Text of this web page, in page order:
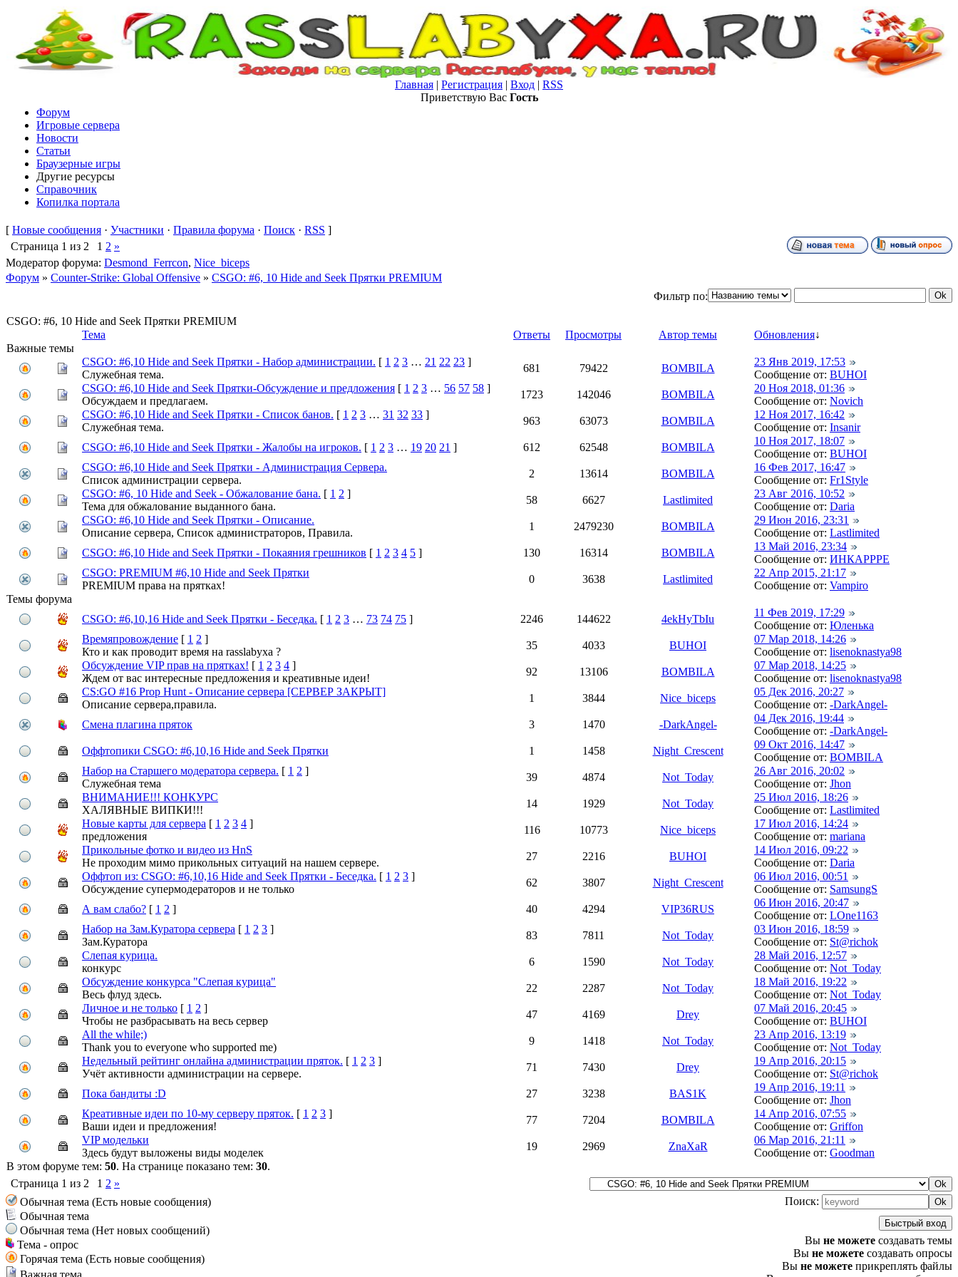
Главная | Регистрация | Вход | RSS
Приветствую Вас Гость
Форум
Игровые сервера
Новости
Статьи
Браузерные игры
Другие ресурсы
Справочник
Копилка портала
[ Новые сообщения · Участники · Правила форума · Поиск · RSS ]
Страница 1 из 2 1 2 »
Модератор форума: Desmond_Ferrcon, Nice_biceps
Форум » Counter-Strike: Global Offensive » CSGO: #6, 10 Hide and Seek Прятки PREMIUM
Фильтр по:
CSGO: #6, 10 Hide and Seek Прятки PREMIUM
Тема
Ответы Просмотры Автор темы Обновления↓
Важные темы
CSGO: #6,10 Hide and Seek Прятки - Набор администрации. [ 1 2 3 … 21 22 23 ]
Служебная тема.
681 79422 BOMBILA
23 Янв 2019, 17:53
Сообщение от: BUHOI
CSGO: #6,10 Hide and Seek Прятки-Обсуждение и предложения [ 1 2 3 … 56 57 58 ]
Обсуждаем и предлагаем.
1723 142046 BOMBILA
20 Ноя 2018, 01:36
Сообщение от: Novich
CSGO: #6,10 Hide and Seek Прятки - Список банов. [ 1 2 3 … 31 32 33 ]
Служебная тема.
963 63073 BOMBILA
12 Ноя 2017, 16:42
Сообщение от: Insanir
CSGO: #6,10 Hide and Seek Прятки - Жалобы на игроков. [ 1 2 3 … 19 20 21 ] 612 62548 BOMBILA
10 Ноя 2017, 18:07
Сообщение от: BUHOI
CSGO: #6,10 Hide and Seek Прятки - Администрация Сервера.
Список администрации сервера.
2 13614 BOMBILA
16 Фев 2017, 16:47
Сообщение от: Fr1Style
CSGO: #6, 10 Hide and Seek - Обжалование бана. [ 1 2 ]
Тема для обжалование выданного бана.
58 6627 Lastlimited
23 Авг 2016, 10:52
Сообщение от: Daria
CSGO: #6,10 Hide and Seek Прятки - Описание.
Описание сервера, Список администраторов, Правила.
1 2479230 BOMBILA
29 Июн 2016, 23:31
Сообщение от: Lastlimited
CSGO: #6,10 Hide and Seek Прятки - Покаяния грешников [ 1 2 3 4 5 ] 130 16314 BOMBILA
13 Май 2016, 23:34
Сообщение от: ИНКАРРРЕ
CSGO: PREMIUM #6,10 Hide and Seek Прятки
PREMIUM права на прятках!
0 3638 Lastlimited
22 Апр 2015, 21:17
Сообщение от: Vampiro
Темы форума
CSGO: #6,10,16 Hide and Seek Прятки - Беседка. [ 1 2 3 … 73 74 75 ] 2246 144622 4ekHyTbIu
11 Фев 2019, 17:29
Сообщение от: Юленька
Времяпровождение [ 1 2 ]
Кто и как проводит время на rasslabyxa ?
35 4033 BUHOI
07 Мар 2018, 14:26
Сообщение от: lisenoknastya98
Обсуждение VIP прав на прятках! [ 1 2 3 4 ]
Ждем от вас интересные предложения и креативные идеи!
92 13106 BOMBILA
07 Мар 2018, 14:25
Сообщение от: lisenoknastya98
CS:GO #16 Prop Hunt - Описание сервера [СЕРВЕР ЗАКРЫТ]
Описание сервера,правила.
1 3844 Nice_biceps
05 Дек 2016, 20:27
Сообщение от: -DarkAngel-
Смена плагина пряток
3 1470 -DarkAngel-
04 Дек 2016, 19:44
Сообщение от: -DarkAngel-
Оффтопики CSGO: #6,10,16 Hide and Seek Прятки
1 1458 Night_Crescent
09 Окт 2016, 14:47
Сообщение от: BOMBILA
Набор на Старшего модератора сервера. [ 1 2 ]
Служебная тема
39 4874 Not_Today
26 Авг 2016, 20:02
Сообщение от: Jhon
ВНИМАНИЕ!!! КОНКУРС
ХАЛЯВНЫЕ ВИПКИ!!!
14 1929 Not_Today
25 Июл 2016, 18:26
Сообщение от: Lastlimited
Новые карты для сервера [ 1 2 3 4 ]
предложения
116 10773 Nice_biceps
17 Июл 2016, 14:24
Сообщение от: mariana
Прикольные фотко и видео из HnS
Не проходим мимо прикольных ситуаций на нашем сервере.
27 2216 BUHOI
14 Июл 2016, 09:22
Сообщение от: Daria
Оффтоп из: CSGO: #6,10,16 Hide and Seek Прятки - Беседка. [ 1 2 3 ]
Обсуждение супермодераторов и не только
62 3807 Night_Crescent
06 Июл 2016, 00:51
Сообщение от: SamsungS
А вам слабо? [ 1 2 ] 40 4294 VIP36RUS
06 Июн 2016, 20:47
Сообщение от: LOne1163
Набор на Зам.Куратора сервера [ 1 2 3 ]
Зам.Куратора
83 7811 Not_Today
03 Июн 2016, 18:59
Сообщение от: St@richok
Слепая курица.
конкурс
6 1590 Not_Today
28 Май 2016, 12:57
Сообщение от: Not_Today
Обсуждение конкурса "Слепая курица"
Весь флуд здесь.
22 2287 Not_Today
18 Май 2016, 19:22
Сообщение от: Not_Today
Личное и не только [ 1 2 ]
Чтобы не разбрасывать на весь сервер
47 4169 Drey
07 Май 2016, 20:45
Сообщение от: BUHOI
All the while;)
Thank you to everyone who supported me)
9 1418 Not_Today
23 Апр 2016, 13:19
Сообщение от: Not_Today
Недельный рейтинг онлайна администрации пряток. [ 1 2 3 ]
Учёт активности администрации на сервере.
71 7430 Drey
19 Апр 2016, 20:15
Сообщение от: St@richok
Пока бандиты :D
27 3238 BAS1K
19 Апр 2016, 19:11
Сообщение от: Jhon
Креативные идеи по 10-му серверу пряток. [ 1 2 3 ]
Ваши идеи и предложения!
77 7204 BOMBILA
14 Апр 2016, 07:55
Сообщение от: Griffon
VIP модельки
Здесь будут выложены виды моделек
19 2969 ZnaXaR
06 Мар 2016, 21:11
Сообщение от: Goodman
В этом форуме тем: 50. На странице показано тем: 30.
Страница 1 из 2 1 2 »
Обычная тема (Есть новые сообщения)
Обычная тема
Обычная тема (Нет новых сообщений)
Тема - опрос
Горячая тема (Есть новые сообщения)
Важная тема
Поиск:
Вы не можете создавать темы
Вы не можете создавать опросы
Вы не можете прикреплять файлы